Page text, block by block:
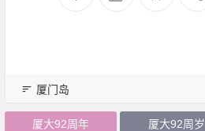
厦门岛
厦大92周年 厦大92周岁